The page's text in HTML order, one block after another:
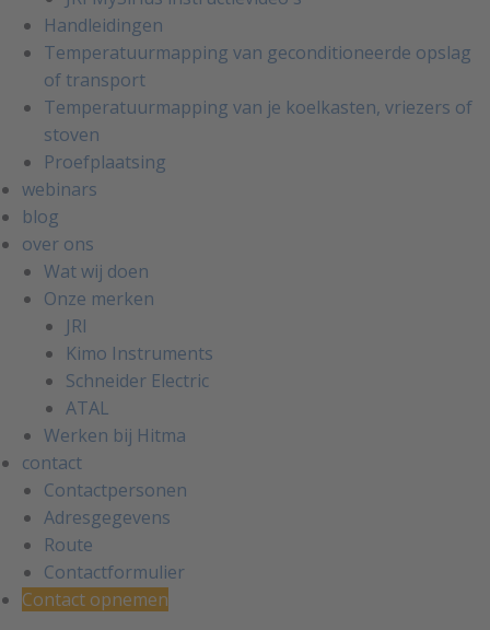
Handleidingen
Temperatuurmapping van geconditioneerde opslag
of transport
Temperatuurmapping van je koelkasten, vriezers of
stoven
Proefplaatsing
webinars
blog
over ons
Wat wij doen
Onze merken
JRI
Kimo Instruments
Schneider Electric
ATAL
Werken bij Hitma
contact
Contactpersonen
Adresgegevens
Route
Contactformulier
Contact opnemen